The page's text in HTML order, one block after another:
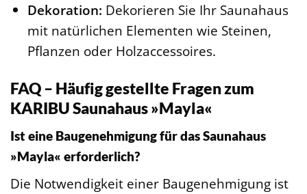
Dekoration: Dekorieren Sie Ihr Saunahaus
mit natürlichen Elementen wie Steinen,
Pflanzen oder Holzaccessoires.
FAQ – Häufig gestellte Fragen zum
KARIBU Saunahaus »Mayla«
Ist eine Baugenehmigung für das Saunahaus
»Mayla« erforderlich?
Die Notwendigkeit einer Baugenehmigung ist